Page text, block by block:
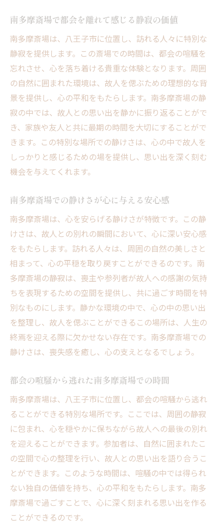
南多摩斎場で都会を離れて感じる静寂の価値
南多摩斎場は、八王子市に位置し、訪れる人々に特別な
静寂を提供します。この斎場での時間は、都会の喧騒を
忘れさせ、心を落ち着ける貴重な体験となります。周囲
の自然に囲まれた環境は、故人を偲ぶための理想的な背
景を提供し、心の平和をもたらします。南多摩斎場の静
寂の中では、故人との思い出を静かに振り返ることがで
き、家族や友人と共に最期の時間を大切にすることがで
きます。この特別な場所での静けさは、心の中で故人を
しっかりと感じるための場を提供し、思い出を深く刻む
機会を与えてくれます。
南多摩斎場での静けさが心に与える安心感
南多摩斎場は、心を安らげる静けさが特徴です。この静
けさは、故人との別れの瞬間において、心に深い安心感
をもたらします。訪れる人々は、周囲の自然の美しさと
相まって、心の平穏を取り戻すことができるのです。南
多摩斎場の静寂は、喪主や参列者が故人への感謝の気持
ちを表現するための空間を提供し、共に過ごす時間を特
別なものにします。静かな環境の中で、心の中の思い出
を整理し、故人を偲ぶことができるこの場所は、人生の
終焉を迎える際に欠かせない存在です。南多摩斎場での
静けさは、喪失感を癒し、心の支えとなるでしょう。
都会の喧騒から逃れた南多摩斎場での時間
南多摩斎場は、八王子市に位置し、都会の喧騒から逃れ
ることができる特別な場所です。ここでは、周囲の静寂
に包まれ、心を穏やかに保ちながら故人への最後の別れ
を迎えることができます。参加者は、自然に囲まれたこ
の空間で心の整理を行い、故人との思い出を語り合うこ
とができます。このような時間は、喧騒の中では得られ
ない独自の価値を持ち、心の平和をもたらします。南多
摩斎場で過ごすことで、心に深く刻まれる思い出を作る
ことができるのです。